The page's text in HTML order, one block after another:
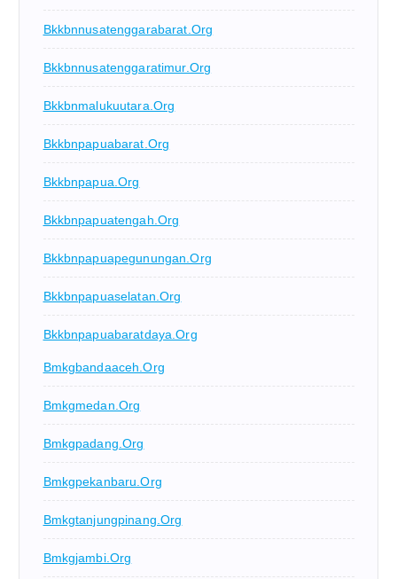
Bkkbnnusatenggarabarat.org
Bkkbnnusatenggaratimur.org
Bkkbnmalukuutara.org
Bkkbnpapuabarat.org
Bkkbnpapua.org
Bkkbnpapuatengah.org
Bkkbnpapuapegunungan.org
Bkkbnpapuaselatan.org
Bkkbnpapuabaratdaya.org
Bmkgbandaaceh.org
Bmkgmedan.org
Bmkgpadang.org
Bmkgpekanbaru.org
Bmkgtanjungpinang.org
Bmkgjambi.org